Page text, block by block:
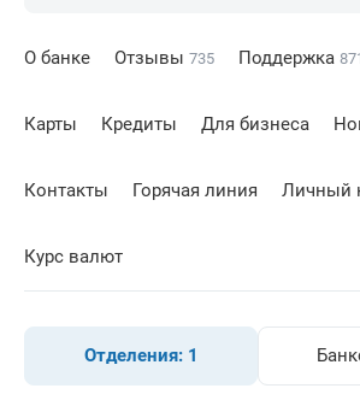
О банке Отзывы 735 Поддержка
Карты Кредиты Для бизнеса
Контакты Горячая линия Личный
Курс валют
Отделения: 1